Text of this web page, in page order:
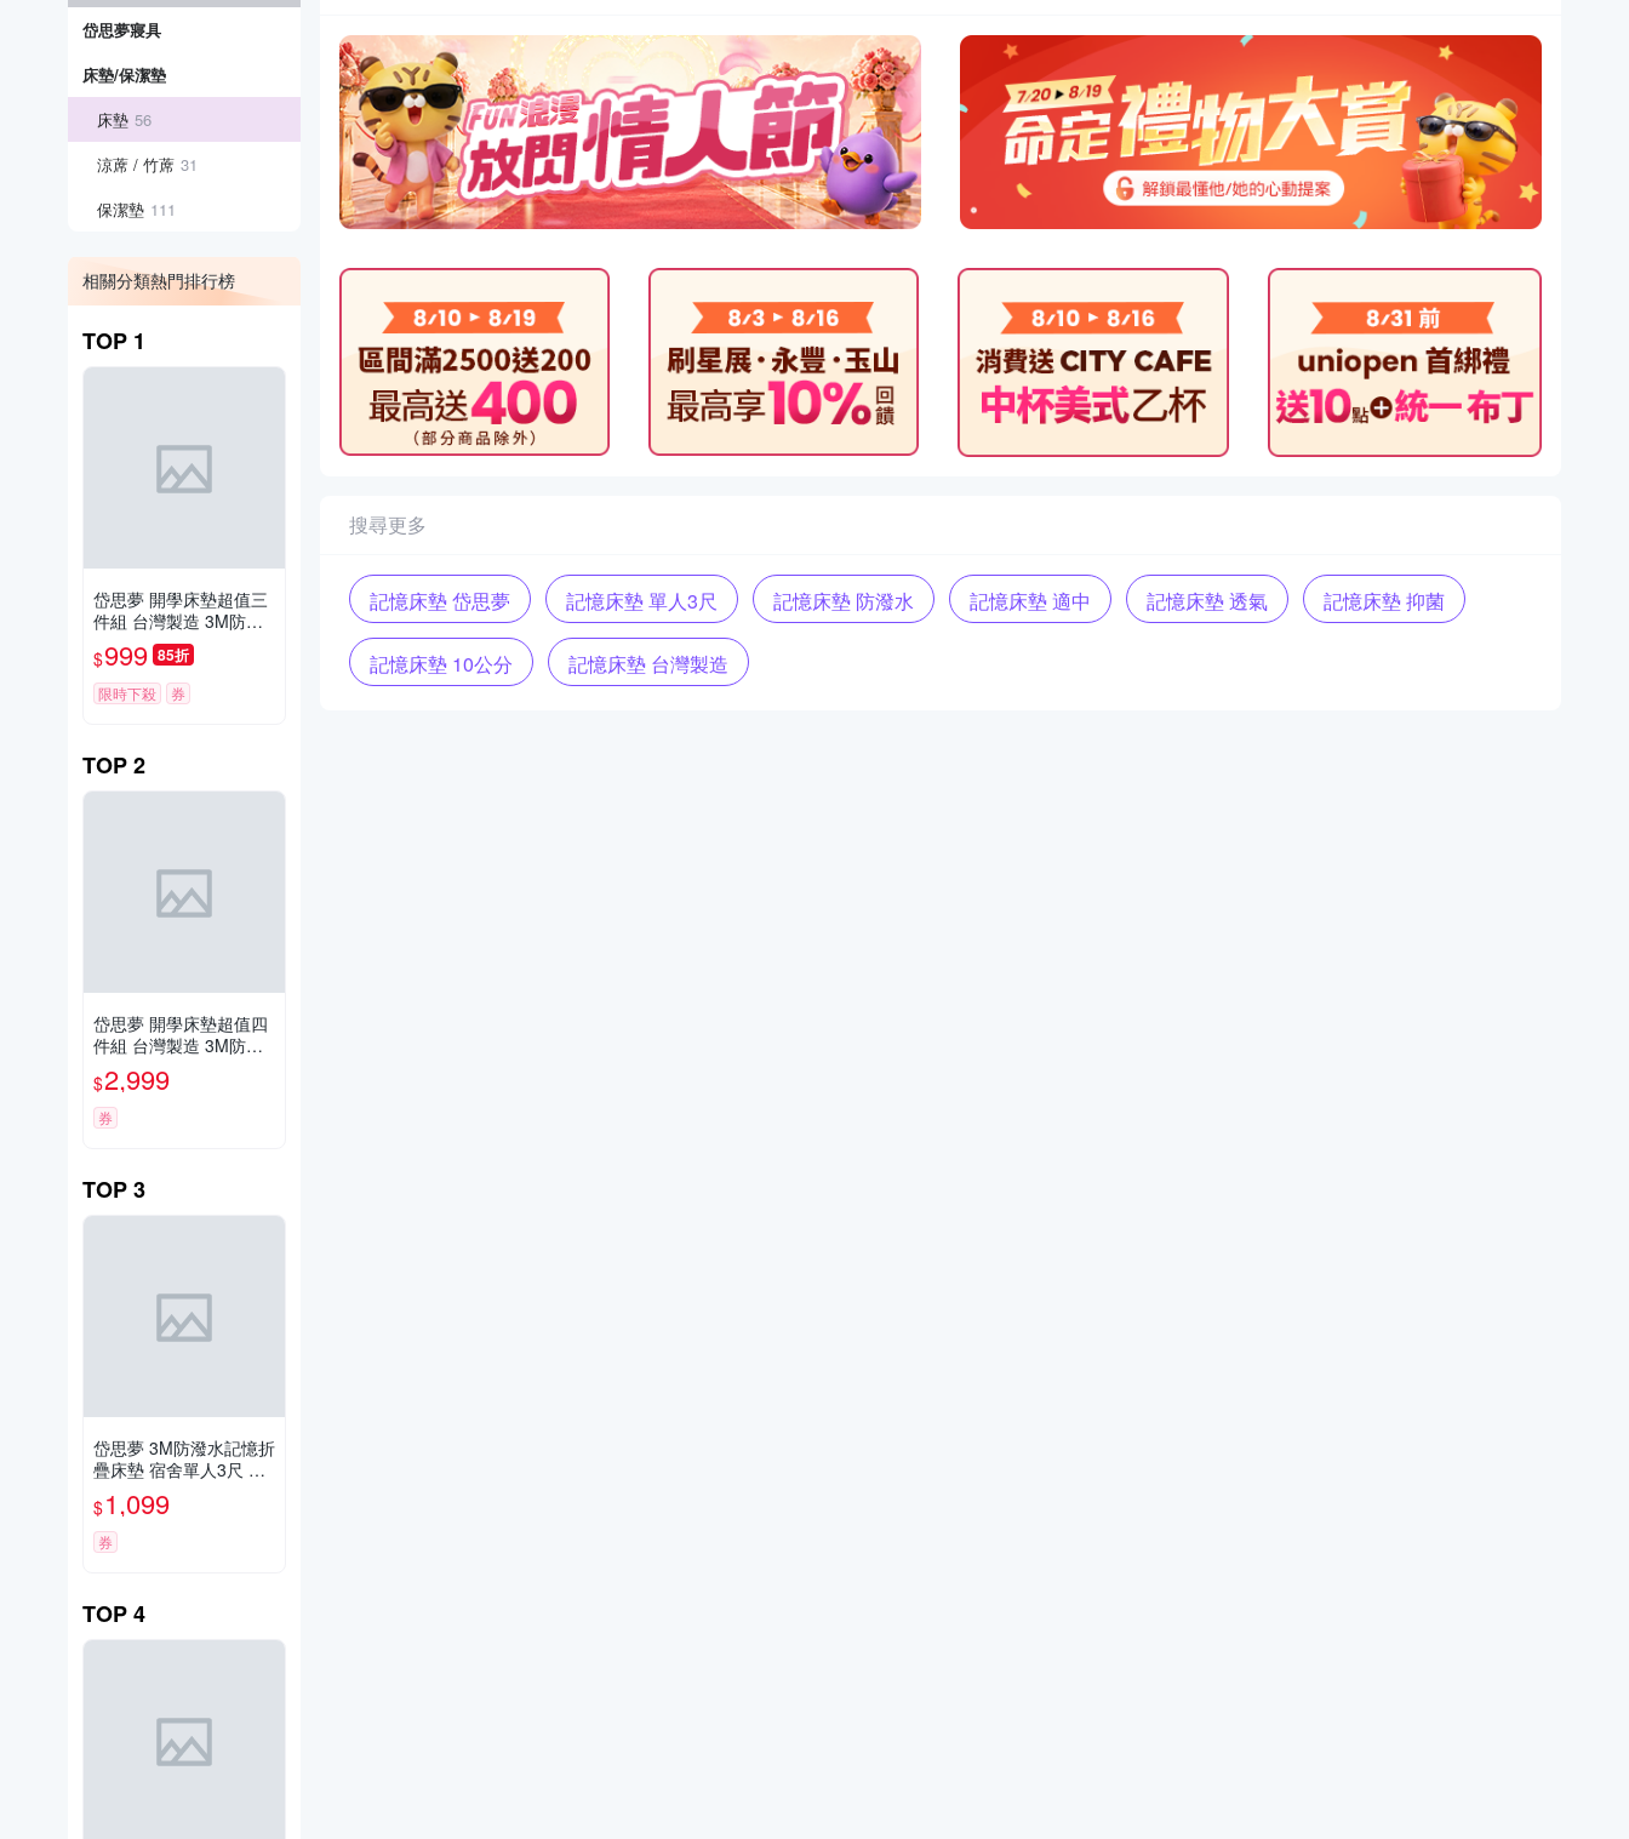
岱思夢寢具
床墊/保潔墊
床墊 56
涼蓆 / 竹蓆 31
保潔墊 111
相關分類熱門排行榜
TOP 1
岱思夢 開學床墊超值三
件組 台灣製造 3M防潑
水記憶床墊 厚度5公分
宿舍單人3尺 透氣抑菌
學生床墊 折疊 摺疊床墊
日式床墊
$999 85折
限時下殺 券
TOP2
岱思夢 開學床墊超值四
件組 台灣製造 3M防潑
水記憶床墊 厚度10公分
宿舍單人3尺 透氣抑菌
學生床墊 折疊 摺疊床墊
日式床墊
$2,999
券
TOP3
岱思夢 3M防潑水記憶折
疊床墊 宿舍單人3尺 厚
度5cm 台灣製造 透氣抑
菌 學生床墊 摺疊床墊
$1,099
券
TOP4
搜尋更多
記憶床墊 岱思夢 記憶床墊 單人3尺 記憶床墊 防潑水 記憶床墊 適中 記憶床墊 透氣 記憶床墊 抑菌
記憶床墊 10公分 記憶床墊 台灣製造